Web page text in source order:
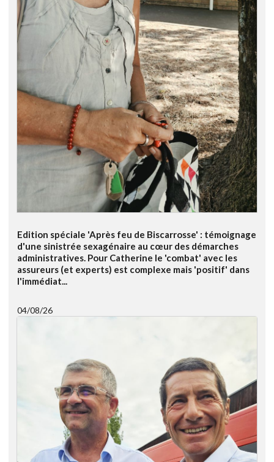
Edition spéciale 'Après feu de Biscarrosse' : témoignage
d'une sinistrée sexagénaire au cœur des démarches
administratives. Pour Catherine le 'combat' avec les
assureurs (et experts) est complexe mais 'positif' dans
l'immédiat...
04/08/26